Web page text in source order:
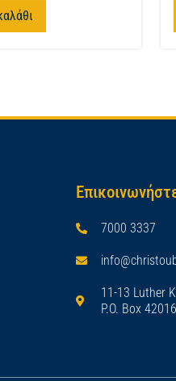
7000 3337
11-13 Luther
P.O. Box